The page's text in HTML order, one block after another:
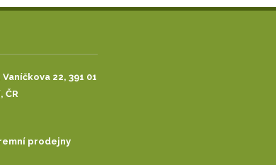
Vaníčkova 22, 391 01
ČR
prodejny